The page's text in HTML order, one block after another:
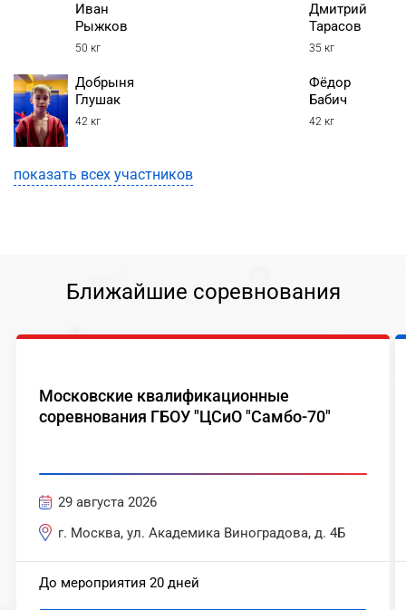
Иван
Рыжков
50 кг
Дмитрий
Тарасов
35 кг
Добрыня
Глушак
42 кг
Фёдор
Бабич
42 кг
показать всех участников
Ближайшие соревнования
Московские квалификационные
соревнования ГБОУ "ЦСиО "Самбо-70"
29 августа 2026
г. Москва, ул. Академика Виноградова, д. 4Б
До мероприятия 20 дней